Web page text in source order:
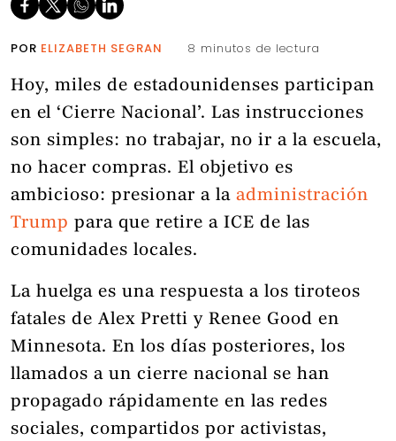
POR ELIZABETH SEGRAN 8 minutos de lectura
Hoy, miles de estadounidenses participan
en el ‘Cierre Nacional’. Las instrucciones
son simples: no trabajar, no ir a la escuela,
no hacer compras. El objetivo es
ambicioso: presionar a la administración
Trump para que retire a ICE de las
comunidades locales.
La huelga es una respuesta a los tiroteos
fatales de Alex Pretti y Renee Good en
Minnesota. En los días posteriores, los
llamados a un cierre nacional se han
propagado rápidamente en las redes
sociales, compartidos por activistas,